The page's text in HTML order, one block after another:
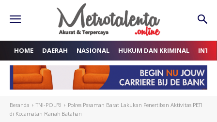
HOME DAERAH NASIONAL HUKUM DAN KRIMINAL
Beranda TNI-POLRI
Polres Pasaman Barat Lakukan Penertiban Aktivitas PETI
di Kecamatan Ranah Batahan